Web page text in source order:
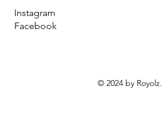
Instagram
Facebook
© 2024 by Royolz.